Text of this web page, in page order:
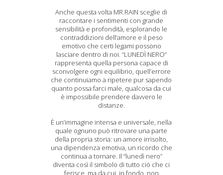
Anche questa volta MR.RAIN sceglie di
raccontare i sentimenti con grande
sensibilità e profondità, esplorando le
contraddizioni dell’amore e il peso
emotivo che certi legami possono
lasciare dentro di noi. “LUNEDÌ NERO”
rappresenta quella persona capace di
sconvolgere ogni equilibrio, quell’errore
che continuiamo a ripetere pur sapendo
quanto possa farci male, qualcosa da cui
è impossibile prendere davvero le
distanze.
È un’immagine intensa e universale, nella
quale ognuno può ritrovare una parte
della propria storia: un amore irrisolto,
una dipendenza emotiva, un ricordo che
continua a tornare. Il “lunedì nero”
diventa così il simbolo di tutto ciò che ci
ferisce, ma da cui, in fondo, non